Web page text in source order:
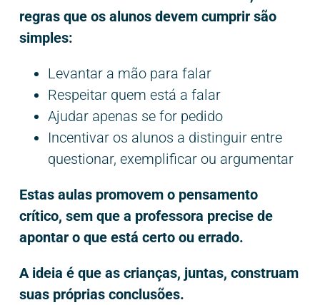
regras que os alunos devem cumprir são
simples:
Levantar a mão para falar
Respeitar quem está a falar
Ajudar apenas se for pedido
Incentivar os alunos a distinguir entre
questionar, exemplificar ou argumentar
Estas aulas promovem o pensamento
crítico, sem que a professora precise de
apontar o que está certo ou errado.
A ideia é que as crianças, juntas, construam
suas próprias conclusões.